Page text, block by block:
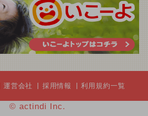
運営会社 採用情報 利用規約一覧
© actindi Inc.